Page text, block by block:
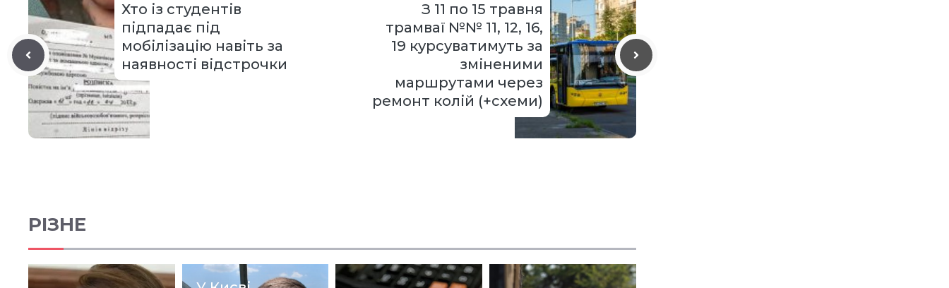
Хто із студентів
підпадає під
мобілізацію навіть за
наявності відстрочки
З 11 по 15 травня
трамваї №№ 11, 12, 16,
19 курсуватимуть за
зміненими
маршрутами через
ремонт колій (+схеми)
РІЗНЕ